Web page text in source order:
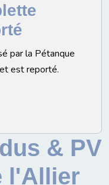
par la Pétanque
est reporté.
& PV
l'Allier